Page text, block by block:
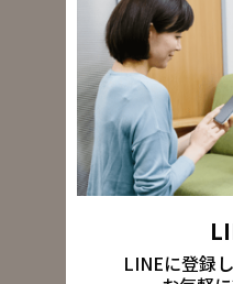
LINEに登録